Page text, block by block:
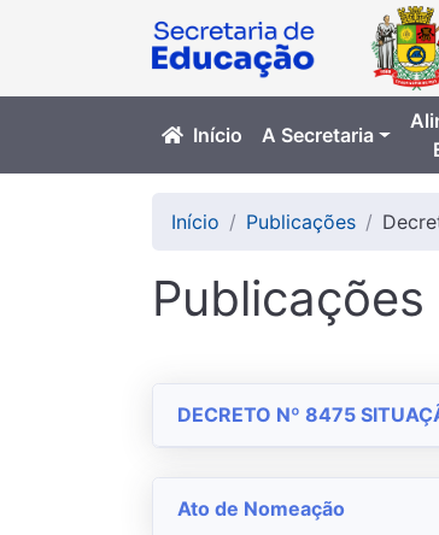
Início A Secretaria
Início Publicações
Publicações
DECRETO Nº 8475
Ato de Nomeação